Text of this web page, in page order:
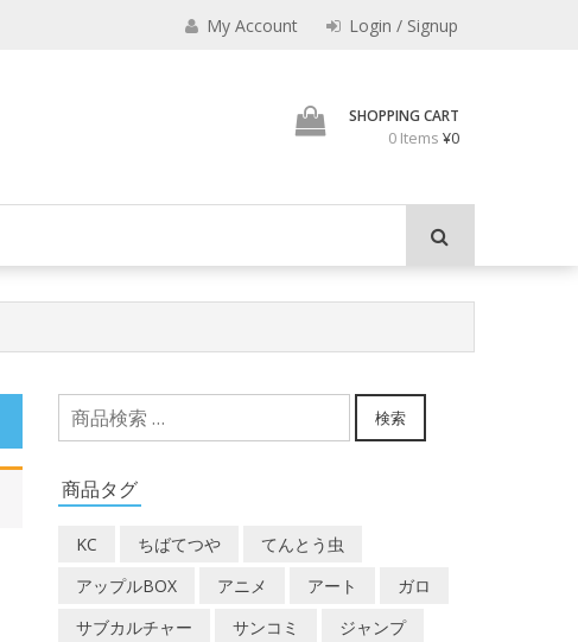
メメクラブ
My Account Login / Signup
SHOPPING CART
0 Items ¥0
検
索
象:
検索
商品タグ
KC ちばてつや
てんとう虫
アップルBOX
アニメ アート
ガロ
サブカルチャー
サンコミ
ジャンプ